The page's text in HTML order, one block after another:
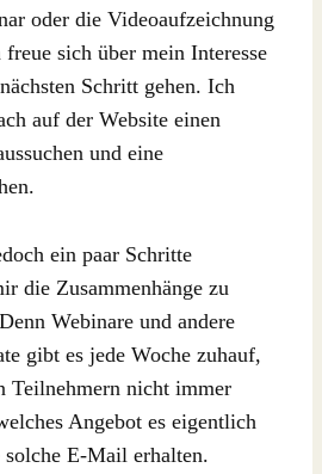
oder die Videoaufzeichnung
freue sich über mein Interesse
Schritt gehen. Ich
auf der Website einen
und eine
ein paar Schritte
die Zusammenhänge zu
Webinare und andere
gibt es jede Woche zuhauf,
Teilnehmern nicht immer
Angebot es eigentlich
solche E-Mail erhalten.